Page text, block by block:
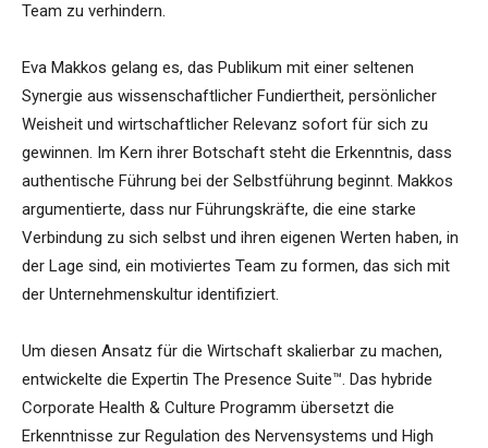
Team zu verhindern.
Eva Makkos gelang es, das Publikum mit einer seltenen
Synergie aus wissenschaftlicher Fundiertheit, persönlicher
Weisheit und wirtschaftlicher Relevanz sofort für sich zu
gewinnen. Im Kern ihrer Botschaft steht die Erkenntnis, dass
authentische Führung bei der Selbstführung beginnt. Makkos
argumentierte, dass nur Führungskräfte, die eine starke
Verbindung zu sich selbst und ihren eigenen Werten haben, in
der Lage sind, ein motiviertes Team zu formen, das sich mit
der Unternehmenskultur identifiziert.
Um diesen Ansatz für die Wirtschaft skalierbar zu machen,
entwickelte die Expertin The Presence Suite™. Das hybride
Corporate Health & Culture Programm übersetzt die
Erkenntnisse zur Regulation des Nervensystems und High